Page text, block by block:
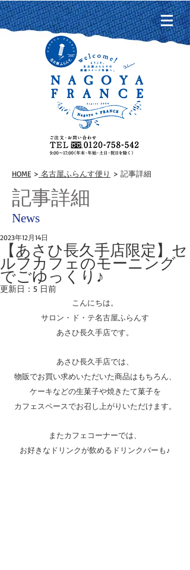
HOME > 名古屋ふらんす便り > 記事詳細
記事詳細
News
【あさひ長久手店限定】セ
ルフカフェのモーニング
でごゆっくり♪
2023年12月14日
更新日： 5 日前
こんにちは。
サロン・ド・テ名古屋ふらんす
あさひ長久手店です。
あさひ長久手店では、
物販でお買い求めいただいた商品はもちろん、
ケーキなどの生菓子や焼きたて菓子を
カフェスペースでお召し上がりいただけます。
またカフェコーナーでは、
お好きなドリンクが飲めるドリンクバーも♪